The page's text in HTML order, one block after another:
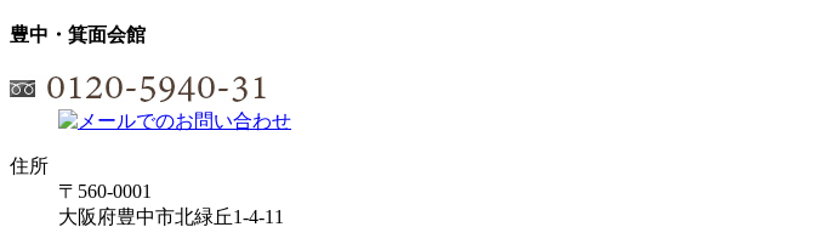
豊中・箕面会館
住所
〒560-0001
大阪府豊中市北緑丘1-4-11